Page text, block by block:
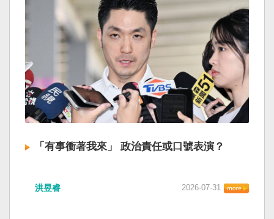
「有事衝著我來」 政治責任或口號表演？
洪昱睿 2026-07-31